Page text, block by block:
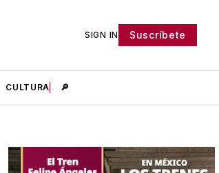
SIGN IN Suscríbete
CULTURA 🔎